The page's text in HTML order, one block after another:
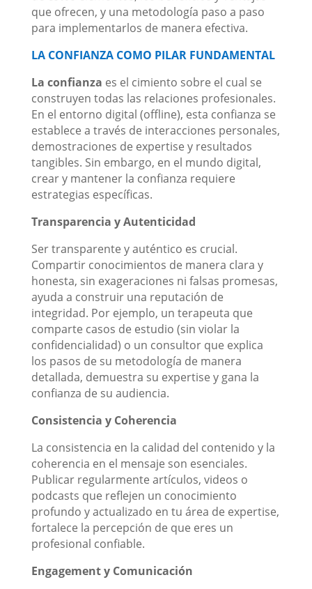
que ofrecen, y una metodología paso a paso
para implementarlos de manera efectiva.
LA CONFIANZA COMO PILAR FUNDAMENTAL
La confianza es el cimiento sobre el cual se
construyen todas las relaciones profesionales.
En el entorno digital (offline), esta confianza se
establece a través de interacciones personales,
demostraciones de expertise y resultados
tangibles. Sin embargo, en el mundo digital,
crear y mantener la confianza requiere
estrategias específicas.
Transparencia y Autenticidad
Ser transparente y auténtico es crucial.
Compartir conocimientos de manera clara y
honesta, sin exageraciones ni falsas promesas,
ayuda a construir una reputación de
integridad. Por ejemplo, un terapeuta que
comparte casos de estudio (sin violar la
confidencialidad) o un consultor que explica
los pasos de su metodología de manera
detallada, demuestra su expertise y gana la
confianza de su audiencia.
Consistencia y Coherencia
La consistencia en la calidad del contenido y la
coherencia en el mensaje son esenciales.
Publicar regularmente artículos, videos o
podcasts que reflejen un conocimiento
profundo y actualizado en tu área de expertise,
fortalece la percepción de que eres un
profesional confiable.
Engagement y Comunicación